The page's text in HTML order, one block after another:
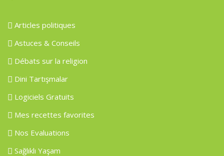
Articles politiques
Astuces & Conseils
Débats sur la religion
Dini Tartışmalar
Logiciels Gratuits
Mes recettes favorites
Nos Evaluations
Sağlıklı Yaşam